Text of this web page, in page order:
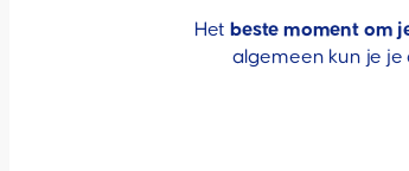
Hetbeste moment om
algemeen kun je je